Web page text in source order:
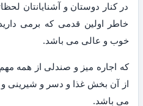
در کنار دوستان و آشنایانتان
خاطر اولین قدمی که برمی
خوب و عالی می باشد.
که اجاره میز و صندلی از همه
از آن بخش غذا و دسر و شیرینی و
می باشد.